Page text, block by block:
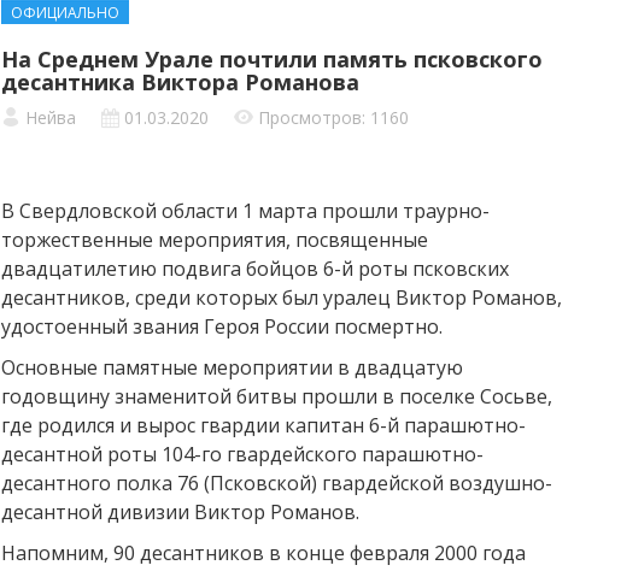
ОФИЦИАЛЬНО
На Среднем Урале почтили память псковского
десантника Виктора Романова
Нейва 01.03.2020 Просмотров: 1160
В Свердловской области 1 марта прошли траурно-
торжественные мероприятия, посвященные
двадцатилетию подвига бойцов 6-й роты псковских
десантников, среди которых был уралец Виктор Романов,
удостоенный звания Героя России посмертно.
Основные памятные мероприятии в двадцатую
годовщину знаменитой битвы прошли в поселке Сосьве,
где родился и вырос гвардии капитан 6-й парашютно-
десантной роты 104-го гвардейского парашютно-
десантного полка 76 (Псковской) гвардейской воздушно-
десантной дивизии Виктор Романов.
Напомним, 90 десантников в конце февраля 2000 года